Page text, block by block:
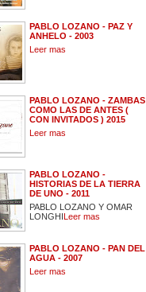
PABLO LOZANO - PAZ Y
ANHELO - 2003
Leer mas
PABLO LOZANO - ZAMBAS
COMO LAS DE ANTES (
CON INVITADOS ) 2015
Leer mas
PABLO LOZANO -
HISTORIAS DE LA TIERRA
DE UNO - 2011
PABLO LOZANO Y OMAR
LONGHILeer mas
PABLO LOZANO - PAN DEL
AGUA - 2007
Leer mas